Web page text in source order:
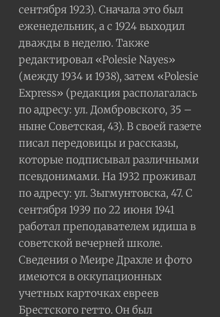
сентября 1923). Сначала это был
еженедельник, а с 1924 выходил
дважды в неделю. Также
редактировал «Polesie Nayes»
(между 1934 и 1938), затем «Polesie
Express» (редакция располагалась
по адресу: ул. Домбровского, 35 –
ныне Советская, 43). В своей газете
писал передовицы и рассказы,
которые подписывал различными
псевдонимами. На 1932 проживал
по адресу: ул. Зыгмунтовска, 47. С
сентября 1939 по 22 июня 1941
работал преподавателем идиша в
советской вечерней школе.
Сведения о Меире Драхле и фото
имеются в оккупационных
учетных карточках евреев
Брестского гетто. Он был